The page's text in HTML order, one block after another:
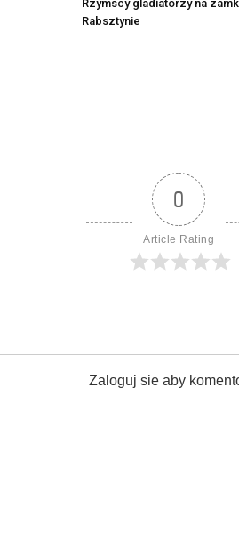
Rzymscy gladiatorzy na
Rabsztynie
0
Article Rating
Zaloguj sie aby